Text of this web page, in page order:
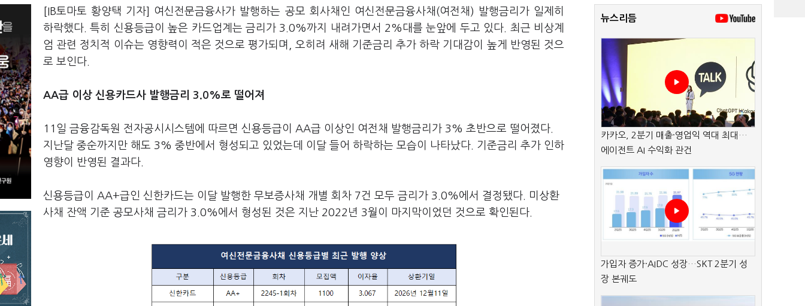
[IB토마토 황양택 기자] 여신전문금융사가 발행하는 공모 회사채인 여신전문금융사채(여전채) 발행금리가 일제히
하락했다. 특히 신용등급이 높은 카드업계는 금리가 3.0%까지 내려가면서 2%대를 눈앞에 두고 있다. 최근 비상계
엄 관련 정치적 이슈는 영향력이 적은 것으로 평가되며, 오히려 새해 기준금리 추가 하락 기대감이 높게 반영된 것으
로 보인다.
AA급 이상 신용카드사 발행금리 3.0%로 떨어져
11일 금융감독원 전자공시시스템에 따르면 신용등급이 AA급 이상인 여전채 발행금리가 3% 초반으로 떨어졌다.
지난달 중순까지만 해도 3% 중반에서 형성되고 있었는데 이달 들어 하락하는 모습이 나타났다. 기준금리 추가 인하
영향이 반영된 결과다.
신용등급이 AA+급인 신한카드는 이달 발행한 무보증사채 개별 회차 7건 모두 금리가 3.0%에서 결정됐다. 미상환
사채 잔액 기준 공모사채 금리가 3.0%에서 형성된 것은 지난 2022년 3월이 마지막이었던 것으로 확인된다.
뉴스리듬
카카오, 2분기 매출·영업익 역대 최대…
에이전트 AI 수익화 관건
가입자 증가·AIDC 성장…SKT 2분기 성
장 본궤도